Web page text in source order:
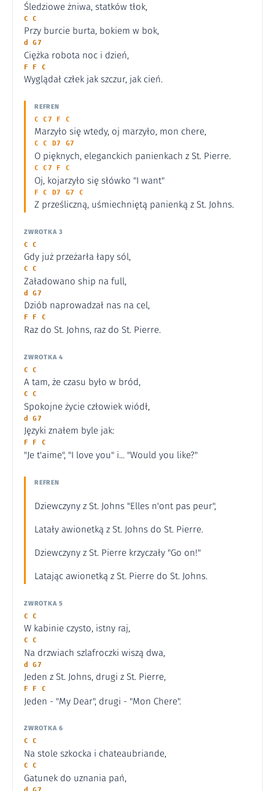
Śledziowe żniwa, statków tłok,
C C
Przy burcie burta, bokiem w bok,
d G7
Ciężka robota noc i dzień,
F F C
Wyglądał człek jak szczur, jak cień.
REFREN
C C7 F C
Marzyło się wtedy, oj marzyło, mon chere,
C C D7 G7
O pięknych, eleganckich panienkach z St. Pierre.
C C7 F C
Oj, kojarzyło się słówko "I want"
F C D7 G7 C
Z prześliczną, uśmiechniętą panienką z St. Johns.
ZWROTKA 3
C C
Gdy już przeżarła łapy sól,
C C
Załadowano ship na full,
d G7
Dziób naprowadzał nas na cel,
F F C
Raz do St. Johns, raz do St. Pierre.
ZWROTKA 4
C C
A tam, że czasu było w bród,
C C
Spokojne życie człowiek wiódł,
d G7
Języki znałem byle jak:
F F C
"Je t'aime", "I love you" i... "Would you like?"
REFREN
Dziewczyny z St. Johns "Elles n'ont pas peur",
Latały awionetką z St. Johns do St. Pierre.
Dziewczyny z St. Pierre krzyczały "Go on!"
Latając awionetką z St. Pierre do St. Johns.
ZWROTKA 5
C C
W kabinie czysto, istny raj,
C C
Na drzwiach szlafroczki wiszą dwa,
d G7
Jeden z St. Johns, drugi z St. Pierre,
F F C
Jeden - "My Dear", drugi - "Mon Chere".
ZWROTKA 6
C C
Na stole szkocka i chateaubriande,
C C
Gatunek do uznania pań,